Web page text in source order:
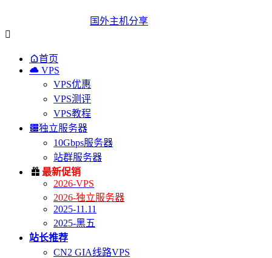
国外主机分享

首页
 VPS
VPS优惠
VPS测评
VPS教程
独立服务器
10Gbps服务器
站群服务器
 最新促销
2026-VPS
2026-独立服务器
2025-11.11
2025-黑五
站长推荐
CN2 GIA线路VPS